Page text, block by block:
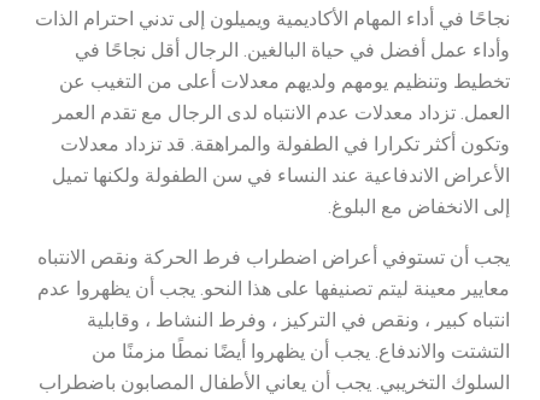
نجاحًا في أداء المهام الأكاديمية ويميلون إلى تدني احترام الذات
وأداء عمل أفضل في حياة البالغين. الرجال أقل نجاحًا في
تخطيط وتنظيم يومهم ولديهم معدلات أعلى من التغيب عن
العمل. تزداد معدلات عدم الانتباه لدى الرجال مع تقدم العمر
وتكون أكثر تكرارا في الطفولة والمراهقة. قد تزداد معدلات
الأعراض الاندفاعية عند النساء في سن الطفولة ولكنها تميل
إلى الانخفاض مع البلوغ.
يجب أن تستوفي أعراض اضطراب فرط الحركة ونقص الانتباه
معايير معينة ليتم تصنيفها على هذا النحو. يجب أن يظهروا عدم
انتباه كبير ، ونقص في التركيز ، وفرط النشاط ، وقابلية
التشتت والاندفاع. يجب أن يظهروا أيضًا نمطًا مزمنًا من
السلوك التخريبي. يجب أن يعاني الأطفال المصابون باضطراب